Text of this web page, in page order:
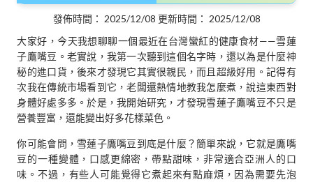
發佈時間： 2025/12/08 更新時間： 2025/12/08
大家好，今天我想聊聊一個最近在台灣蠻紅的健康食材——雪蓮
子鷹嘴豆。老實說，我第一次聽到這個名字時，還以為是什麼神
秘的進口貨，後來才發現它其實很親民，而且超級好用。記得有
次我在傳統市場看到它，老闆還熱情地教我怎麼煮，說這東西對
身體好處多多。於是，我開始研究，才發現雪蓮子鷹嘴豆不只是
營養豐富，還能變出好多花樣菜色。
你可能會問，雪蓮子鷹嘴豆到底是什麼？簡單來說，它就是鷹嘴
豆的一種變體，口感更綿密，帶點甜味，非常適合亞洲人的口
味。不過，有些人可能覺得它煮起來有點麻煩，因為需要先泡